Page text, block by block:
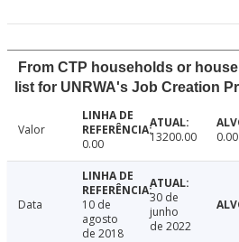
From CTP households or
list for UNRWA's Job Creation
Valor
0.00
13200.00 0.00
Data
10 de
agosto
de 2018
30 de
junho
de 2022